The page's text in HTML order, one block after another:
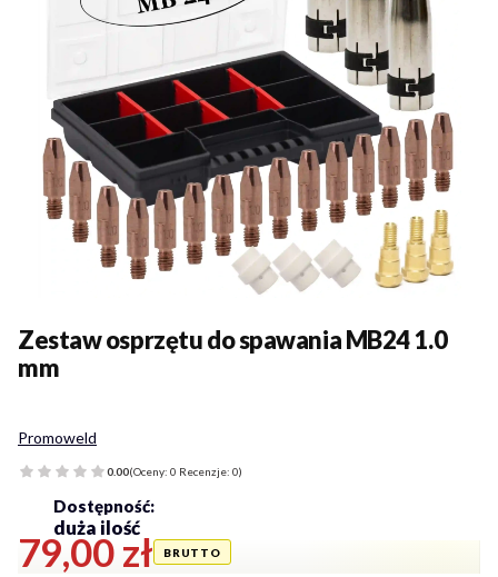
Promoweld
Zestaw osprzętu do spawania MB24 1.0
mm
0.00(Oceny: 0 Recenzje: 0)
Cena
79,00 zł
Dostępność:
duża ilość